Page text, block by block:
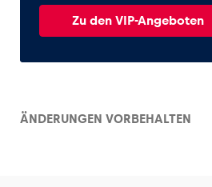
Zu den VIP-Angeboten
ÄNDERUNGEN VORBEHALTEN